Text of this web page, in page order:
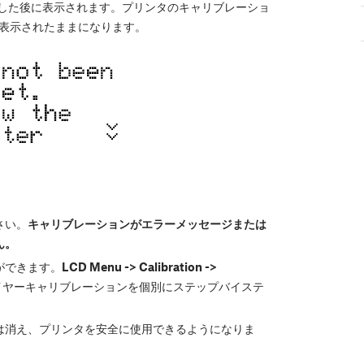
後に表示されます。プリンタのキャリブレーショ
されたままになります。
。 キャリブレーションがエラーメッセージまたは
きます。 LCD Menu -> Calibration ->
ーキャリブレーションを個別にステップバイステ
え、プリンタを安全に使用できるようになりま